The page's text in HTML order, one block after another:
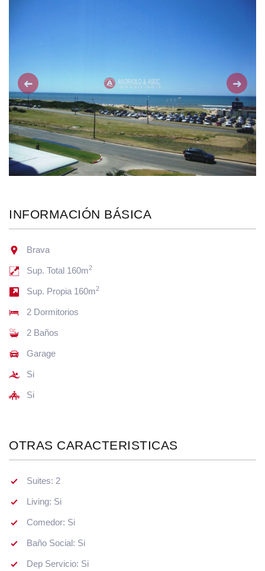
Anterior
INFORMACIÓN BÁSICA
Brava
Sup. Total 160m2
Sup. Propia 160m2
2 Dormitorios
2 Baños
Garage
Si
Si
OTRAS CARACTERISTICAS
Suites: 2
Living: Si
Comedor: Si
Baño Social: Si
Dep Servicio: Si